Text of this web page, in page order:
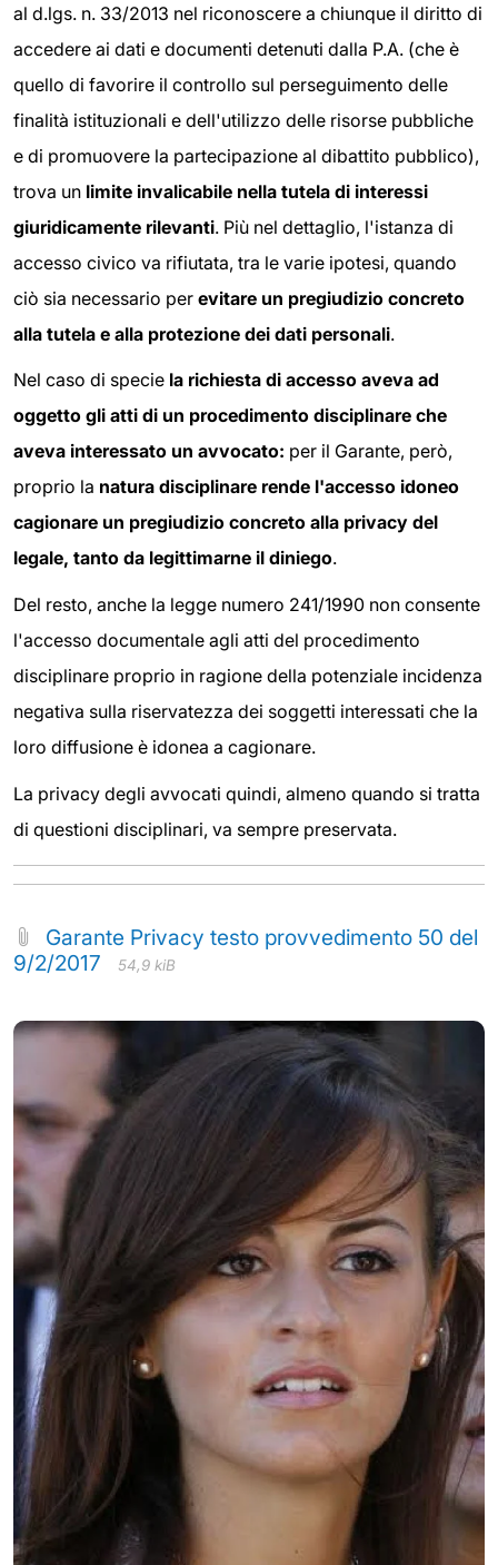
al d.lgs. n. 33/2013 nel riconoscere a chiunque il diritto di
accedere ai dati e documenti detenuti dalla P.A. (che è
quello di favorire il controllo sul perseguimento delle
finalità istituzionali e dell'utilizzo delle risorse pubbliche
e di promuovere la partecipazione al dibattito pubblico),
trova un limite invalicabile nella tutela di interessi
giuridicamente rilevanti. Più nel dettaglio, l'istanza di
accesso civico va rifiutata, tra le varie ipotesi, quando
ciò sia necessario per evitare un pregiudizio concreto
alla tutela e alla protezione dei dati personali.
Nel caso di specie la richiesta di accesso aveva ad
oggetto gli atti di un procedimento disciplinare che
aveva interessato un avvocato: per il Garante, però,
proprio la natura disciplinare rende l'accesso idoneo
cagionare un pregiudizio concreto alla privacy del
legale, tanto da legittimarne il diniego.
Del resto, anche la legge numero 241/1990 non consente
l'accesso documentale agli atti del procedimento
disciplinare proprio in ragione della potenziale incidenza
negativa sulla riservatezza dei soggetti interessati che la
loro diffusione è idonea a cagionare.
La privacy degli avvocati quindi, almeno quando si tratta
di questioni disciplinari, va sempre preservata.
Garante Privacy testo provvedimento 50 del
9/2/2017
54,9 kiB